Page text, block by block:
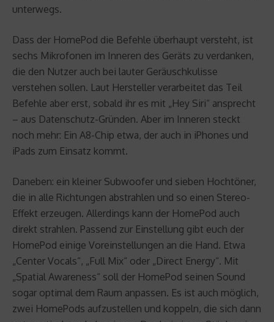
unterwegs.
Dass der HomePod die Befehle überhaupt versteht, ist
sechs Mikrofonen im Inneren des Geräts zu verdanken,
die den Nutzer auch bei lauter Geräuschkulisse
verstehen sollen. Laut Hersteller verarbeitet das Teil
Befehle aber erst, sobald ihr es mit „Hey Siri“ ansprecht
– aus Datenschutz-Gründen. Aber im Inneren steckt
noch mehr: Ein A8-Chip etwa, der auch in iPhones und
iPads zum Einsatz kommt.
Daneben: ein kleiner Subwoofer und sieben Hochtöner,
die in alle Richtungen abstrahlen und so einen Stereo-
Effekt erzeugen. Allerdings kann der HomePod auch
direkt strahlen. Passend zur Einstellung gibt euch der
HomePod einige Voreinstellungen an die Hand. Etwa
„Center Vocals“, „Full Mix“ oder „Direct Energy“. Mit
„Spatial Awareness“ soll der HomePod seinen Sound
sogar optimal dem Raum anpassen. Es ist auch möglich,
zwei HomePods aufzustellen und koppeln, die sich dann